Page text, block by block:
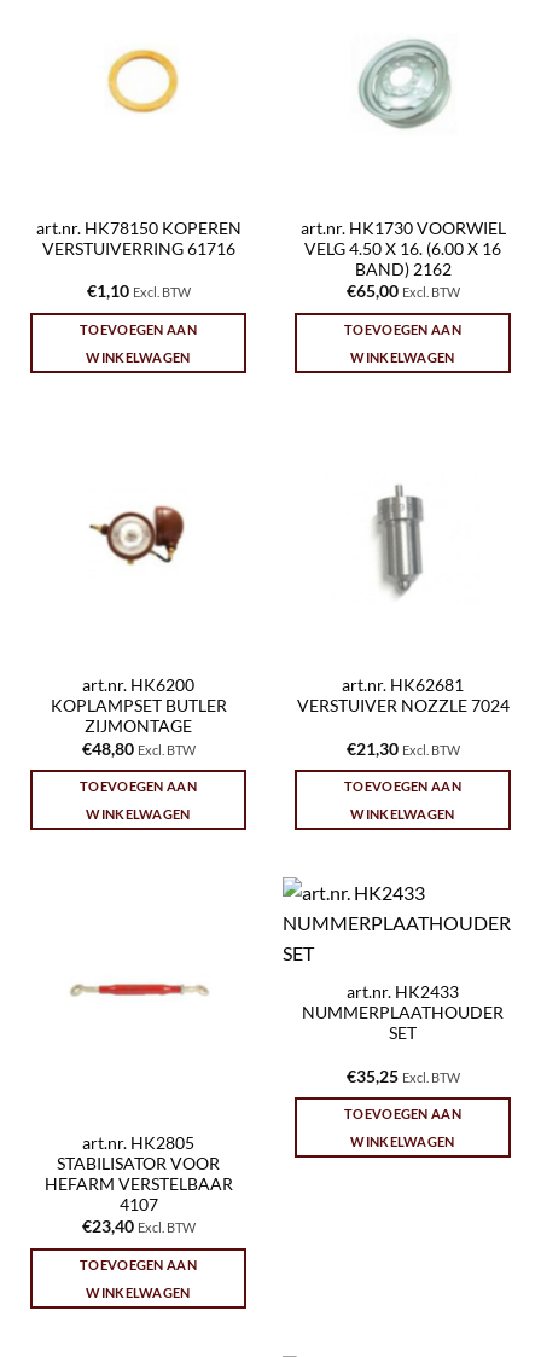
art.nr. HK78150 KOPEREN
VERSTUIVERRING 61716
€1,10 Excl. BTW
TOEVOEGEN AAN
WINKELWAGEN
art.nr. HK1730 VOORWIEL
VELG 4.50 X 16. (6.00 X 16
BAND) 2162
€65,00 Excl. BTW
TOEVOEGEN AAN
WINKELWAGEN
art.nr. HK6200
KOPLAMPSET BUTLER
ZIJMONTAGE
€48,80 Excl. BTW
TOEVOEGEN AAN
WINKELWAGEN
art.nr. HK62681
VERSTUIVER NOZZLE 7024
€21,30 Excl. BTW
TOEVOEGEN AAN
WINKELWAGEN
art.nr. HK2805
STABILISATOR VOOR
HEFARM VERSTELBAAR
4107
€23,40 Excl. BTW
TOEVOEGEN AAN
WINKELWAGEN
art.nr. HK2433
NUMMERPLAATHOUDER
SET
€35,25 Excl. BTW
TOEVOEGEN AAN
WINKELWAGEN